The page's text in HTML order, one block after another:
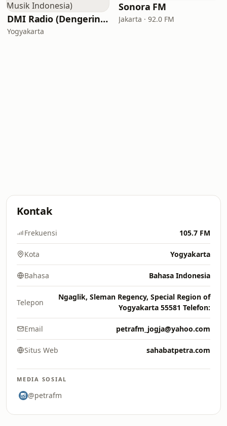
DMI Radio (Dengerin Musik Indonesia)
Yogyakarta
Sonora FM
Jakarta · 92.0 FM
Kontak
Frekuensi 105.7 FM
Kota Yogyakarta
Bahasa Bahasa Indonesia
Telepon
Ngaglik, Sleman Regency, Special Region of
Yogyakarta 55581 Telefon:
Email petrafm_jogja@yahoo.com
Situs Web sahabatpetra.com
MEDIA SOSIAL
@petrafm